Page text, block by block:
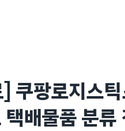
] 쿠팡로지스
택배물품 분